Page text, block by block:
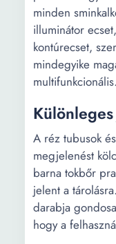
minden
illuminátor
kontúrecset,
mindegyike
multifunkcionális.
A réz tubusok
megjelenést
barna tokbőr
jelent a
darabja
hogy a